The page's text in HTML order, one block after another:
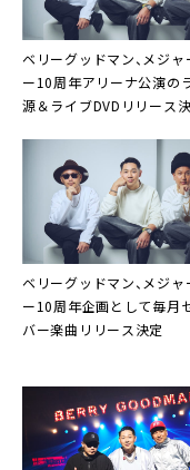
ベリーグッドマン、メジャ
ー10周年アリーナ公演の
源＆ライブDVDリリース
ベリーグッドマン、メジャ
ー10周年企画として毎月
バー楽曲リリース決定